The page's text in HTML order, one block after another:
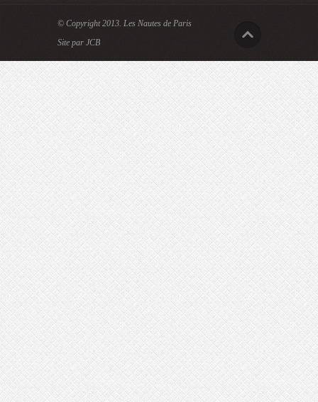
© Copyright 2013. Les Nautes de Paris
Site par JCB